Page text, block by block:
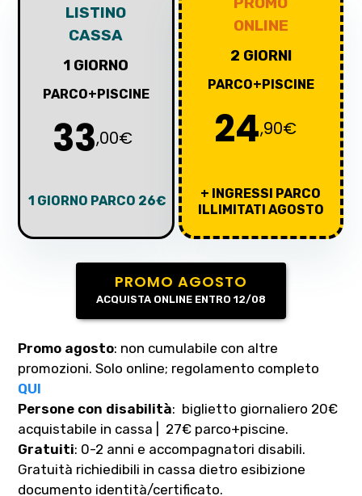
LISTINO
CASSA
1 GIORNO
PARCO+PISCINE
33,00€
1 GIORNO PARCO 26€
ONLINE
2 GIORNI
PARCO+PISCINE
24,90€
+ INGRESSI PARCO
ILLIMITATI AGOSTO
PROMO AGOSTO
ACQUISTA ONLINE ENTRO 12/08
Promo agosto: non cumulabile con altre
promozioni. Solo online; regolamento completo
QUI
Persone con disabilità: biglietto giornaliero 20€
acquistabile in cassa | 27€ parco+piscine.
Gratuiti: 0-2 anni e accompagnatori disabili.
Gratuità richiedibili in cassa dietro esibizione
documento identità/certificato.